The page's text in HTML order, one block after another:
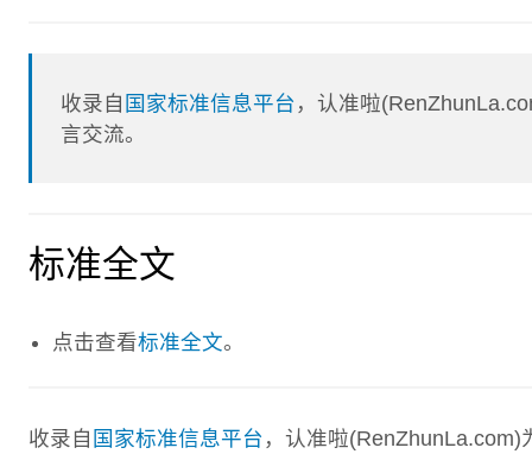
收录自 国家标准信息平台 ，认准啦
言交流。
标准全文
点击查看标准全文。
收录自 国家标准信息平台 ，认准啦